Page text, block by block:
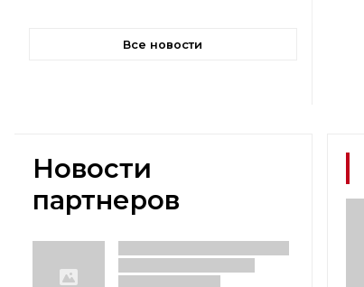
Все новости
Новости
партнеров